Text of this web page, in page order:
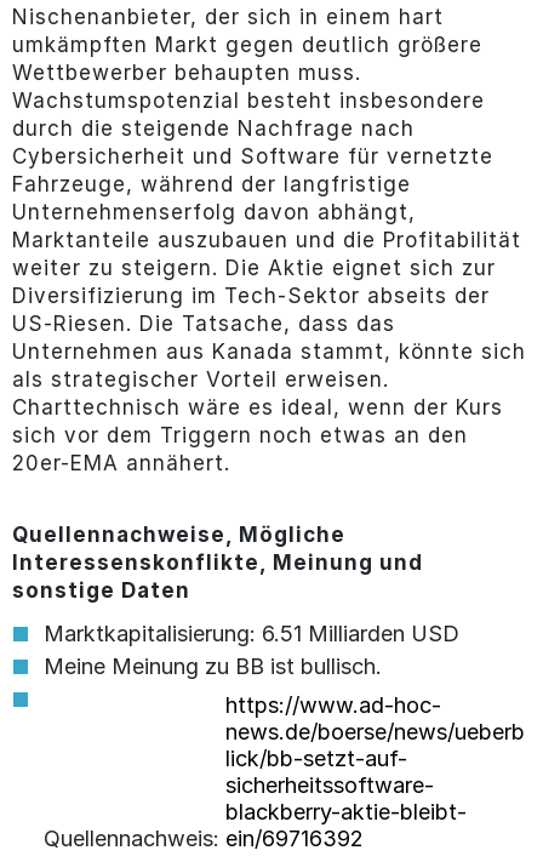
Nischenanbieter, der sich in einem hart
umkämpften Markt gegen deutlich größere
Wettbewerber behaupten muss.
Wachstumspotenzial besteht insbesondere
durch die steigende Nachfrage nach
Cybersicherheit und Software für vernetzte
Fahrzeuge, während der langfristige
Unternehmenserfolg davon abhängt,
Marktanteile auszubauen und die Profitabilität
weiter zu steigern. Die Aktie eignet sich zur
Diversifizierung im Tech-Sektor abseits der
US-Riesen. Die Tatsache, dass das
Unternehmen aus Kanada stammt, könnte sich
als strategischer Vorteil erweisen.
Charttechnisch wäre es ideal, wenn der Kurs
sich vor dem Triggern noch etwas an den
20er-EMA annähert.
Quellennachweise, Mögliche
Interessenskonflikte, Meinung und
sonstige Daten
Marktkapitalisierung: 6.51 Milliarden USD
Meine Meinung zu BB ist bullisch.
Quellennachweis:
https://www.ad-hoc-
news.de/boerse/news/ueberb
lick/bb-setzt-auf-
sicherheitssoftware-
blackberry-aktie-bleibt-
ein/69716392